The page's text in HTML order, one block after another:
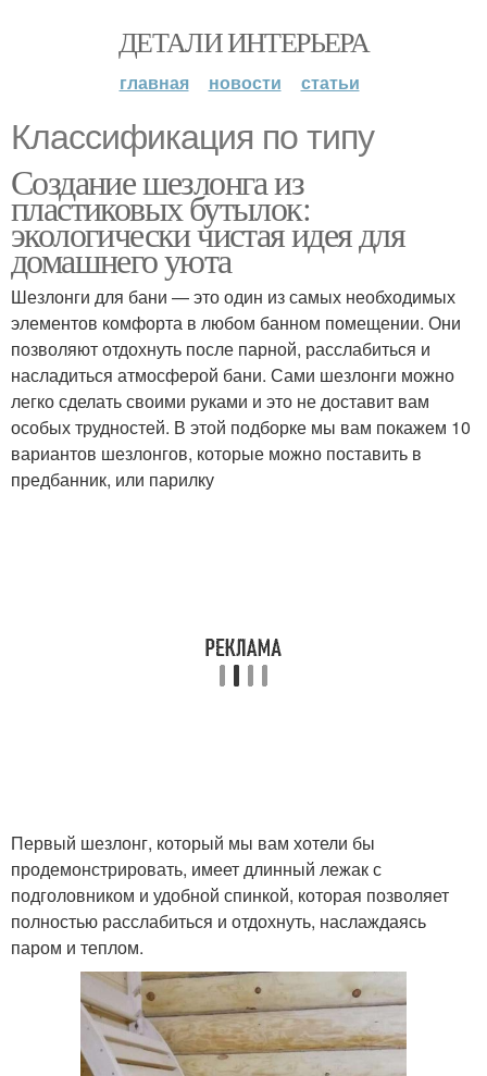
ДЕТАЛИ ИНТЕРЬЕРА
главная новости статьи
Классификация по типу
Создание шезлонга из
пластиковых бутылок:
экологически чистая идея для
домашнего уюта
Шезлонги для бани — это один из самых необходимых
элементов комфорта в любом банном помещении. Они
позволяют отдохнуть после парной, расслабиться и
насладиться атмосферой бани. Сами шезлонги можно
легко сделать своими руками и это не доставит вам
особых трудностей. В этой подборке мы вам покажем 10
вариантов шезлонгов, которые можно поставить в
предбанник, или парилку
Первый шезлонг, который мы вам хотели бы
продемонстрировать, имеет длинный лежак с
подголовником и удобной спинкой, которая позволяет
полностью расслабиться и отдохнуть, наслаждаясь
паром и теплом.